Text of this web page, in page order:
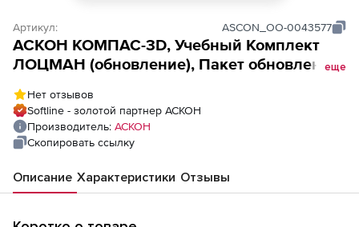
Артикул: ASCON_ОО-0043577
АСКОН КОМПАС-3D, Учебный Комплект
ЛОЦМАН (обновление), Пакет обновления
2018.3 Про на 10 мест
еще
Нет отзывов
Softline - золотой партнер АСКОН
Производитель: АСКОН
Скопировать ссылку
Описание Характеристики Отзывы